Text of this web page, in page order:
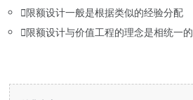
限额设计一般是根据类似的经验分配
限额设计与价值工程的理念是相统一的